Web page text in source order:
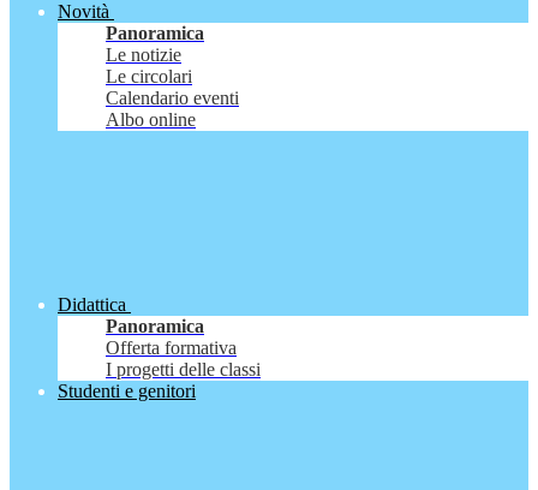
Novità
Panoramica
Le notizie
Le circolari
Calendario eventi
Albo online
Didattica
Panoramica
Offerta formativa
I progetti delle classi
Studenti e genitori